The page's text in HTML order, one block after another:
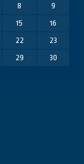
8
9
15
16
22
23
29
30